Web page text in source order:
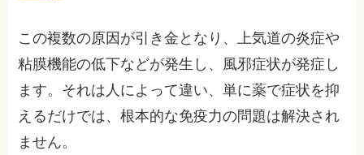
この複数の原因が引き金となり、上気道の炎症や
粘膜機能の低下などが発生し、風邪症状が発症し
ます。それは人によって違い、単に薬で症状を抑
えるだけでは、根本的な免疫力の問題は解決され
ません。